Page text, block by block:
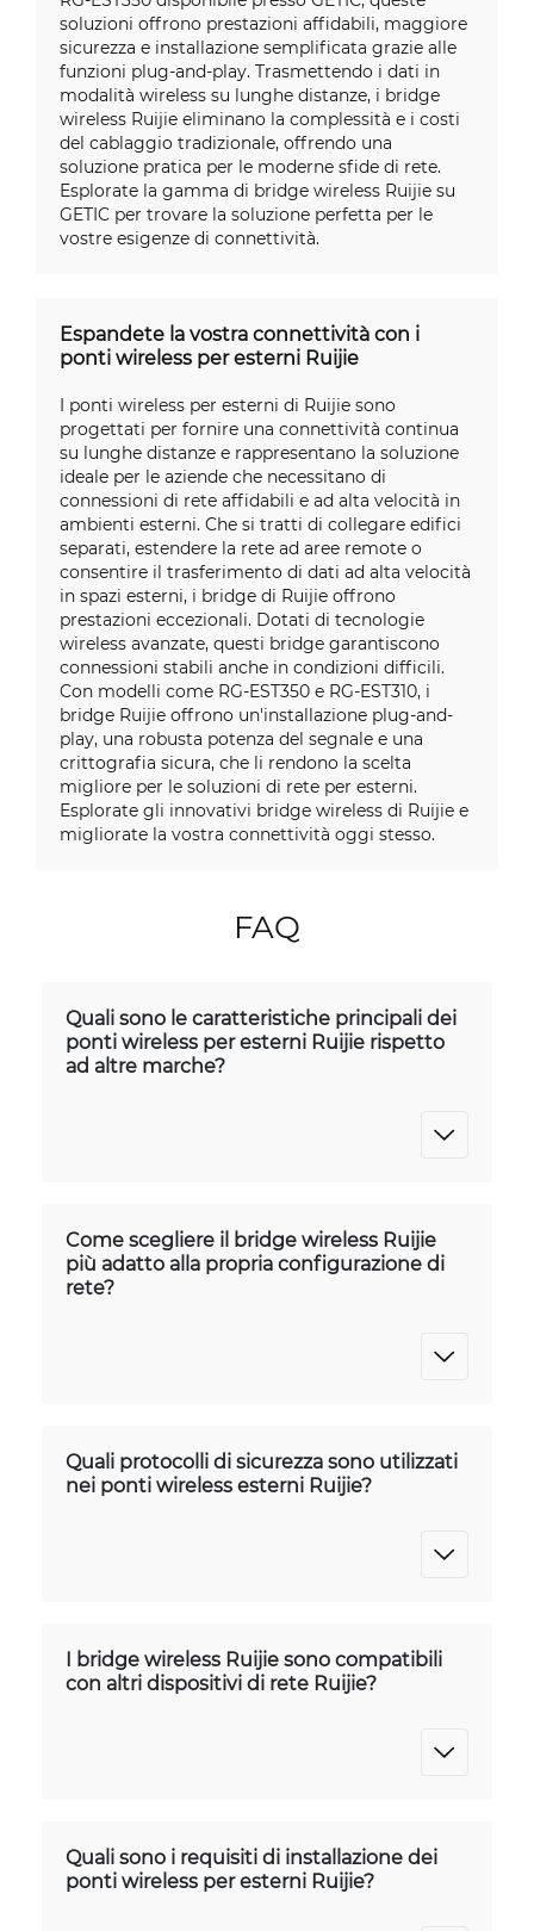
soluzioni offrono prestazioni affidabili, maggiore
sicurezza e installazione semplificata grazie alle
funzioni plug-and-play. Trasmettendo i dati in
modalità wireless su lunghe distanze, i bridge
wireless Ruijie eliminano la complessità e i costi
del cablaggio tradizionale, offrendo una
soluzione pratica per le moderne sfide di rete.
Esplorate la gamma di bridge wireless Ruijie su
GETIC per trovare la soluzione perfetta per le
vostre esigenze di connettività.
Espandete la vostra connettività con i
ponti wireless per esterni Ruijie
I ponti wireless per esterni di Ruijie sono
progettati per fornire una connettività continua
su lunghe distanze e rappresentano la soluzione
ideale per le aziende che necessitano di
connessioni di rete affidabili e ad alta velocità in
ambienti esterni. Che si tratti di collegare edifici
separati, estendere la rete ad aree remote o
consentire il trasferimento di dati ad alta velocità
in spazi esterni, i bridge di Ruijie offrono
prestazioni eccezionali. Dotati di tecnologie
wireless avanzate, questi bridge garantiscono
connessioni stabili anche in condizioni difficili.
Con modelli come RG-EST350 e RG-EST310, i
bridge Ruijie offrono un'installazione plug-and-
play, una robusta potenza del segnale e una
crittografia sicura, che li rendono la scelta
migliore per le soluzioni di rete per esterni.
Esplorate gli innovativi bridge wireless di Ruijie e
migliorate la vostra connettività oggi stesso.
FAQ
Quali sono le caratteristiche principali dei
ponti wireless per esterni Ruijie rispetto
ad altre marche?
Come scegliere il bridge wireless Ruijie
più adatto alla propria configurazione di
rete?
Quali protocolli di sicurezza sono utilizzati
nei ponti wireless esterni Ruijie?
I bridge wireless Ruijie sono compatibili
con altri dispositivi di rete Ruijie?
Quali sono i requisiti di installazione dei
ponti wireless per esterni Ruijie?